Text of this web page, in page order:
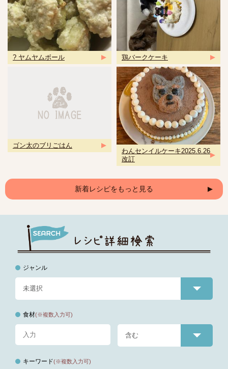
? ヤムヤムボール 鶏バークケーキ
ゴン太のブリごはん
わんセンイルケーキ2025.6.26
改訂
新着レシピをもっと見る
ジャンル
食材(※複数入力可)
キーワード(※複数入力可)